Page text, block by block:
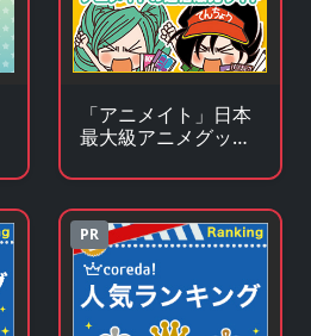
「アニメイト」日本
最大級アニメグッズ
PR